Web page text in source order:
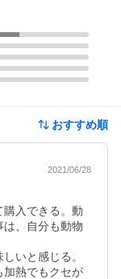
おすすめ順
2021/06/28
購入できる。動
、自分も動物
いと感じる。
加熱でもクセが